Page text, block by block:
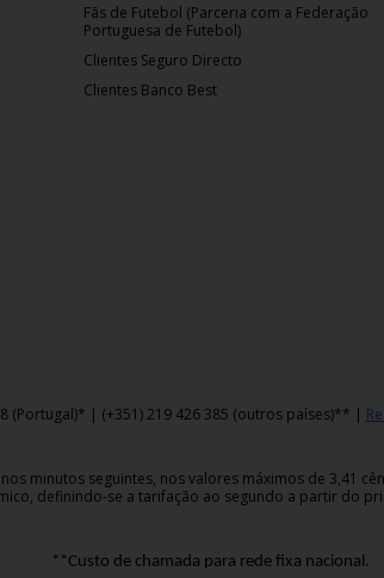
Fãs de Futebol (Parceria com a Federação
Portuguesa de Futebol)
Clientes Seguro Directo
Clientes Banco Best
(Portugal)* | (+351) 219 426 385 (outros países)** |
minutos seguintes, nos valores máximos de 3,41
definindo-se a tarifação ao segundo a partir do
**Custo de chamada para rede fixa nacional.